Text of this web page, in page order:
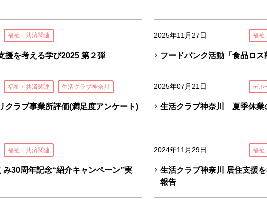
福祉・共済関連
援を考える学び2025 第２弾
2025年11月27日 福祉
フードバンク活動「食品ロス
福祉・共済関連 生活クラブ神奈川
ラブ事業所評価(満足度アンケート)
2025年07月21日 デポ
生活クラブ神奈川 夏季休業
福祉・共済関連
30周年記念“紹介キャンペーン”実
2024年11月29日 福祉
生活クラブ神奈川 居住支援
報告